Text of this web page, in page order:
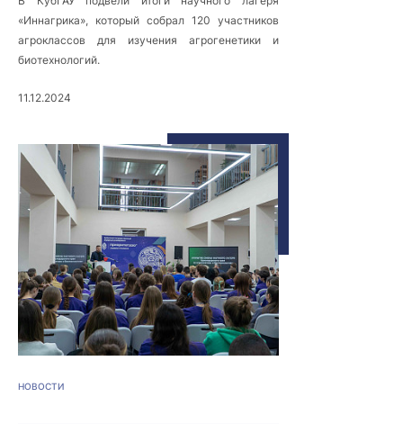
«Иннагрика», который собрал 120 участников
агроклассов для изучения агрогенетики и
биотехнологий.
11.12.2024
НОВОСТИ